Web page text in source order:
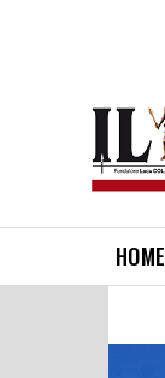
HOME